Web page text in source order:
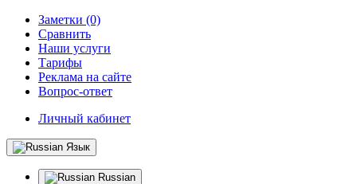
Заметки (0)
Сравнить
Наши услуги
Тарифы
Реклама на сайте
Вопрос-ответ
Личный кабинет
Язык
Russian